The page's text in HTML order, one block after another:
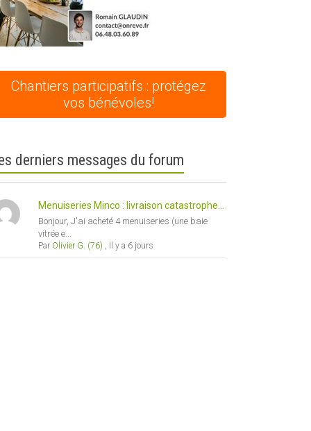
Chantiers participatifs : protégez
vos bénévoles!
derniers messages du forum
Menuiseries Minco : livraison catastrophe...
Bonjour, J'ai acheté 4 menuiseries (une baie
vitrée e...
Par Olivier G. (76) Il y a 6 jours